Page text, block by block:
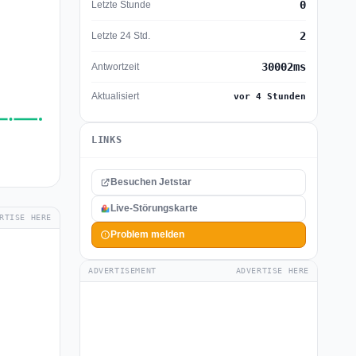
HERE
Letzte Stunde 0
Letzte 24 Std. 2
Antwortzeit 30002ms
Aktualisiert vor 4 Stunden
LINKS
Besuchen Jetstar
Live-Störungskarte
Problem melden
ADVERTISEMENT ADVERTISE HERE